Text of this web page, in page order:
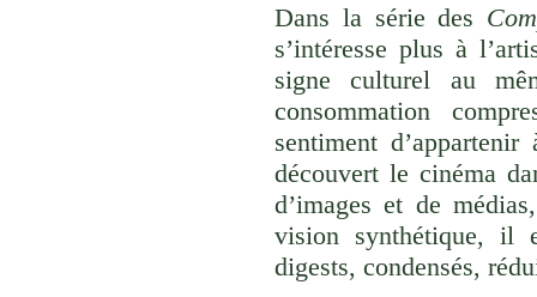
Dans la série des
s’intéresse plus à
signe culturel au
consommation
sentiment
découvert le cinéma
d’images et de
vision synthétique, il
digests, condensés,